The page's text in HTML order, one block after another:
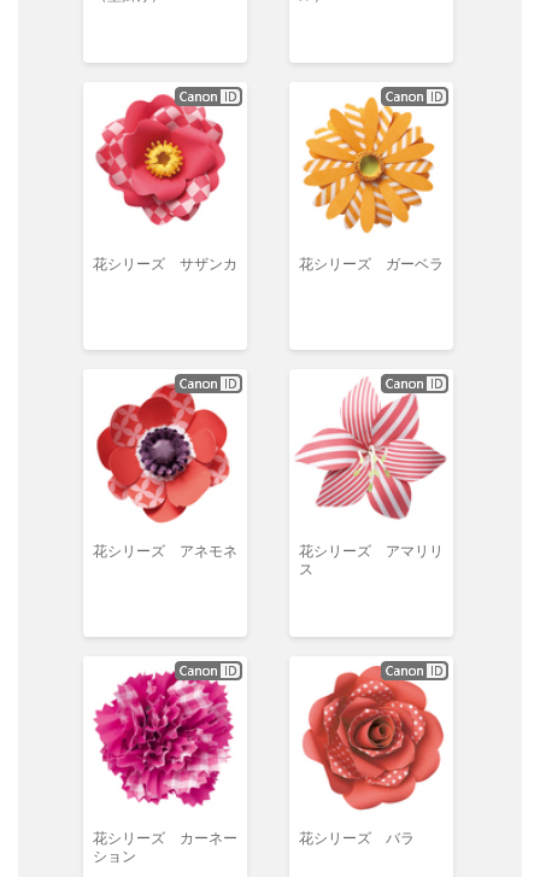
花シリーズ サザンカ 花シリーズ ガーベラ
花シリーズ アネモネ
花シリーズ アマリリ
ス
花シリーズ カーネー
ション
花シリーズ バラ